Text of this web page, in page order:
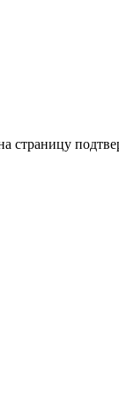
страницу